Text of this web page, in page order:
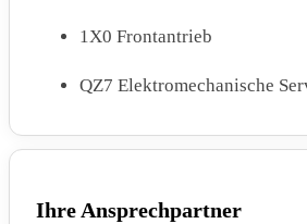
1X0 Frontantrieb
QZ7 Elektromechanische
D95 4-
Ihre Ansprechpartner